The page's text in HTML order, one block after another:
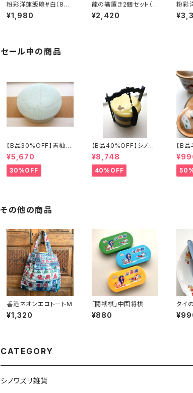
粉彩洋蓮飯碗#白（80
年代景徳鎮デッドストッ
ク）
¥1,980
龍の箸置き2個セット（2
トーン）
¥2,420
粉彩
（80
トック
セール中の商品
【B品30%OFF】青釉瓷
蓋付盒（蓮の実）
¥5,670
30%OFF
【B品40%OFF】シノワ
ズリ手提げ三段重「バタ
フライ」
¥8,748
40%OFF
【B
蓋碗
ッドス
その他の商品
香港ネオンエコトートM
¥1,320
「闘獣棋」中国将棋
¥880
タイ
セッ
CATEGORY
シノワズリ雑貨